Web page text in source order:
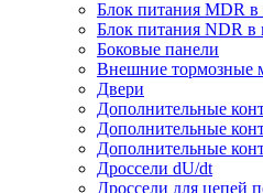
Блок питания MDR в
Блок питания NDR в
Боковые панели
Внешние тормозные
Двери
Дополнительные
Дополнительные
Дополнительные
Дроссели dU/dt
Дроссели для цепей